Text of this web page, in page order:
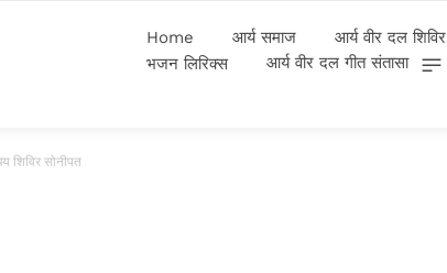
Home आर्य समाज आर्य वीर दल शिविर
भजन लिरिक्स
आर्य वीर दल गीत संतासा
शिविर सोनीपत